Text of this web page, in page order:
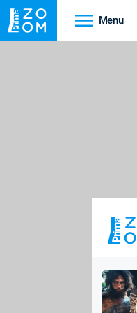
Menu